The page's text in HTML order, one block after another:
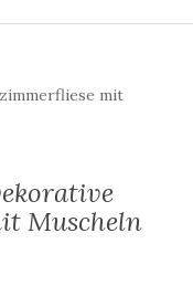
mit
Muscheln